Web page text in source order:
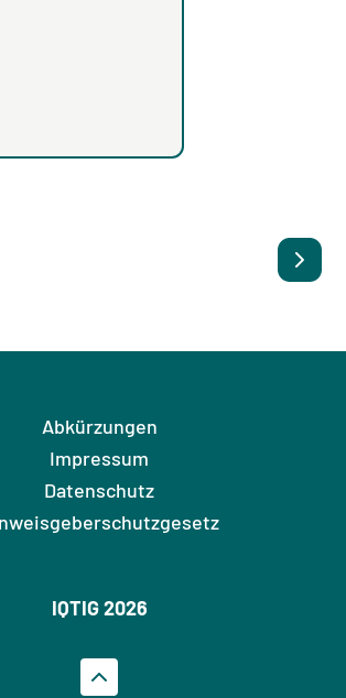
Abkürzungen
Impressum
Datenschutz
IQTIG 2026